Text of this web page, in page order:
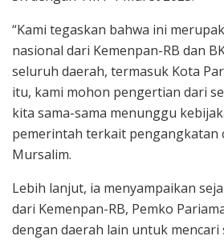
“Kami tegaskan bahwa ini
nasional dari Kemenpan-RB dan
seluruh daerah, termasuk Kota
itu, kami mohon pengertian dari
kita sama-sama menunggu
pemerintah terkait pengangkatan
Mursalim.
Lebih lanjut, ia menyampaikan
dari Kemenpan-RB, Pemko
dengan daerah lain untuk